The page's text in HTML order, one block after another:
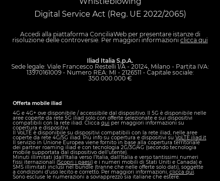
Digital Service Act (Reg. UE 2022/2065)
Accedi alla piattaforma ConciliaWebper presentare istanze di
risoluzione delle controversie. Per maggiori informazioni clicca qui
Iliad Italia S.p.A.
Sede legale: Viale Francesco Restelli 1/A - 20124, Milano - Partita IVA:
13970161009 - Numero REA: MI - 2126511 - Capitale sociale:
350.000.000 €
Offerta mobile iliad
4G e 4G+ ove disponibile / accessibile dal dispositivo. Il 5G è disponibile nelle
aree coperte da rete 5G iliad solo con offerte selezionate e sui dispositivi
compatibili con la rete iliad. Clicca qui per maggiori informazioni su
copertura e dispositivi.
Il VoLTE è disponibile su dispositivi compatibili con la rete iliad, nelle aree
coperte da rete 4G/5G iliad. Più info su copertura e dispositivi su VoLTE.iliad.it
Il servizio in Unione Europea viene fornito in base alla copertura territoriale
dei partner roaming iliad e con tecnologia 2G/3G/4G (secondo tecnologia
mobile supportata dal dispositivo dell’utente).
Minuti illimitati (dall’Italia verso l’Italia, dall’Italia e verso tantissimi numeri
fissi iternazionali (Scopri i paesi ) e i numeri mobili di Stati Uniti e Canada) e
SMS illimitati inclusi nel bundle (tranne che nelle offerte solo dati), soggette
a condizioni d’uso lecito e corretto. Per maggiori informazioni, clicca qui
Sono escluse le numerazioni a sovrapprezzo sia italiane che estere.